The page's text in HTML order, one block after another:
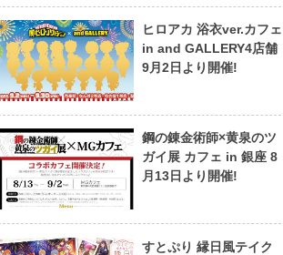
ヒロアカ 浴衣ver.カフェ
in and GALLERY4店舗
9月2日より開催!
鋼の錬金術師×黄泉のツ
ガイ展 カフェ in 銀座 8
月13日より開催!
すとぷり 縁日風テイク